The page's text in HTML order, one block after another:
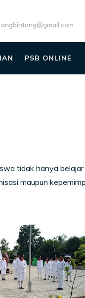
PSB ONLINE
tidak hanya
maupun